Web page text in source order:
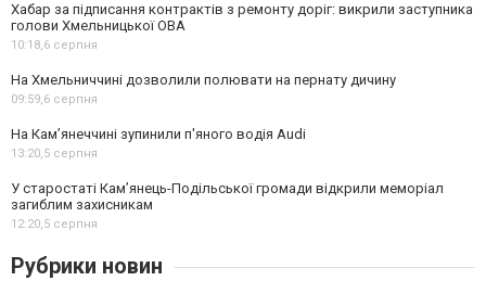
Хабар за підписання контрактів з ремонту доріг: викрили заступника
голови Хмельницької ОВА
10:18,6 серпня
На Хмельниччині дозволили полювати на пернату дичину
09:59,6 серпня
На Камʼянеччині зупинили п'яного водія Audi
13:20,5 серпня
У старостаті Кам’янець-Подільської громади відкрили меморіал
загиблим захисникам
12:20,5 серпня
Рубрики новин